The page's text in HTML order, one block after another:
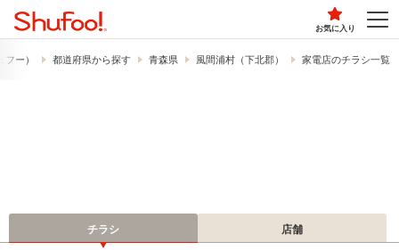
お気に入り
ー） 都道府県から探す 青森県 風間浦村（下北郡） 家電店のチラシ一覧
チラシ 店舗